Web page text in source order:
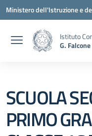
Vai ai contenuti
Vai al menu di navigazione
Vai al footer
Ministero dell'Istruzione e
Istituto
G.
SCUOLA
PRIMO